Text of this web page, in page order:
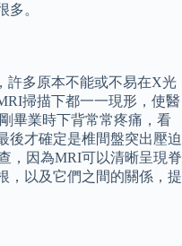
多。
許多原本不能或不易在X光
掃描下都一一現形，使醫
畢業時下背常常疼痛，看
後才確定是椎間盤突出壓迫
，因為MRI可以清晰呈現脊
，以及它們之間的關係，提